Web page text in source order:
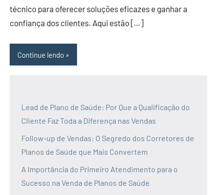
técnico para oferecer soluções eficazes e ganhar a
confiança dos clientes. Aqui estão […]
Continue lendo
Lead de Plano de Saúde: Por Que a Qualificação do
Cliente Faz Toda a Diferença nas Vendas
Follow-up de Vendas: O Segredo dos Corretores de
Planos de Saúde que Mais Convertem
A Importância do Primeiro Atendimento para o
Sucesso na Venda de Planos de Saúde